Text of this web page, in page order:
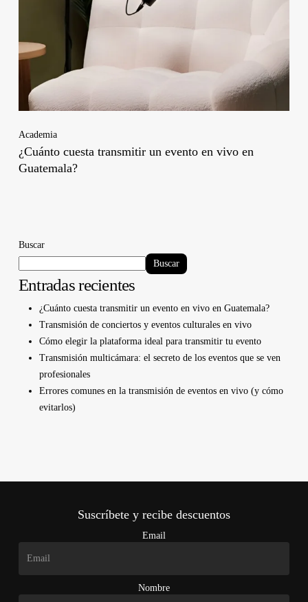
Academia
¿Cuánto cuesta transmitir un evento en vivo en
Guatemala?
Buscar
Buscar
Entradas recientes
¿Cuánto cuesta transmitir un evento en vivo en Guatemala?
Transmisión de conciertos y eventos culturales en vivo
Cómo elegir la plataforma ideal para transmitir tu evento
Transmisión multicámara: el secreto de los eventos que se ven
profesionales
Errores comunes en la transmisión de eventos en vivo (y cómo
evitarlos)
Suscríbete y recibe descuentos
Email
Nombre